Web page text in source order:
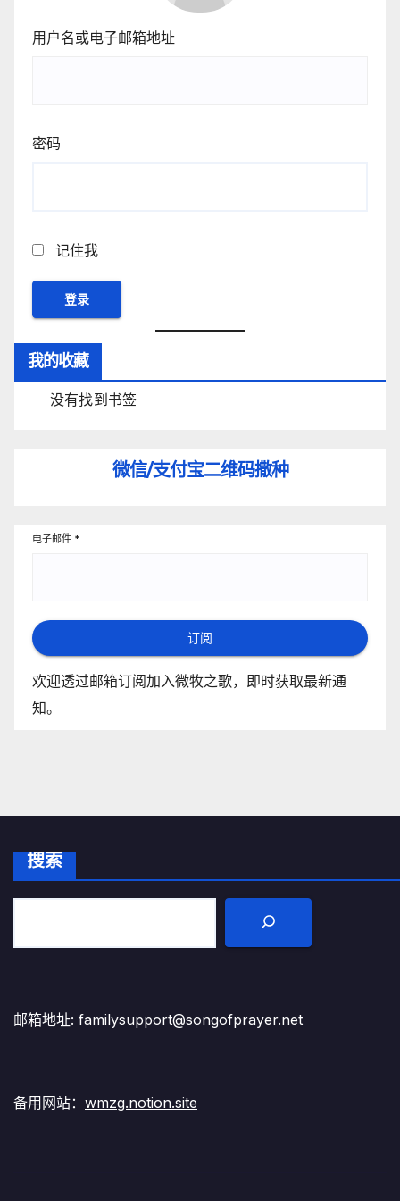
用户名或电子邮箱地址
密码
记住我
我的收藏
没有找到书签
微信/支付宝二维码撒种
电子邮件 *
订阅
欢迎透过邮箱订阅加入微牧之歌，即时获取最新通
知。
搜索
邮箱地址: familysupport@songofprayer.net
备用网站： wmzg.notion.site